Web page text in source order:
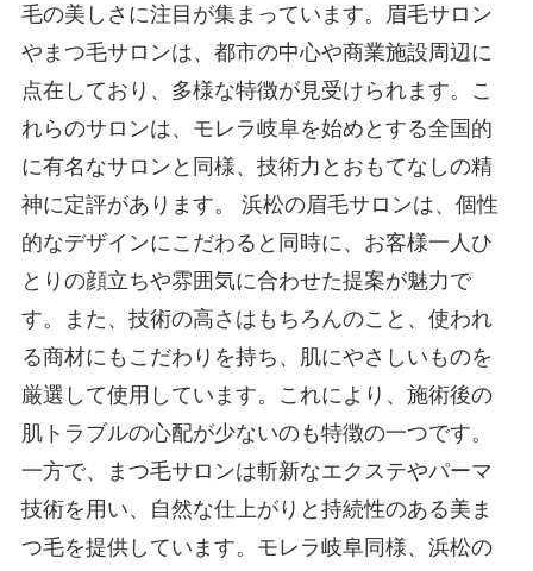
毛の美しさに注目が集まっています。眉毛サロン
やまつ毛サロンは、都市の中心や商業施設周辺に
点在しており、多様な特徴が見受けられます。こ
れらのサロンは、モレラ岐阜を始めとする全国的
に有名なサロンと同様、技術力とおもてなしの精
神に定評があります。 浜松の眉毛サロンは、個性
的なデザインにこだわると同時に、お客様一人ひ
とりの顔立ちや雰囲気に合わせた提案が魅力で
す。また、技術の高さはもちろんのこと、使われ
る商材にもこだわりを持ち、肌にやさしいものを
厳選して使用しています。これにより、施術後の
肌トラブルの心配が少ないのも特徴の一つです。
一方で、まつ毛サロンは斬新なエクステやパーマ
技術を用い、自然な仕上がりと持続性のある美ま
つ毛を提供しています。モレラ岐阜同様、浜松の